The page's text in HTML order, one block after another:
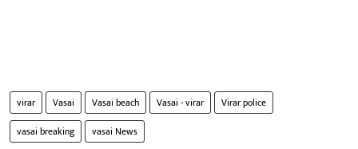
virar Vasai Vasai beach Vasai - virar
Virar police
vasai breaking
vasai News